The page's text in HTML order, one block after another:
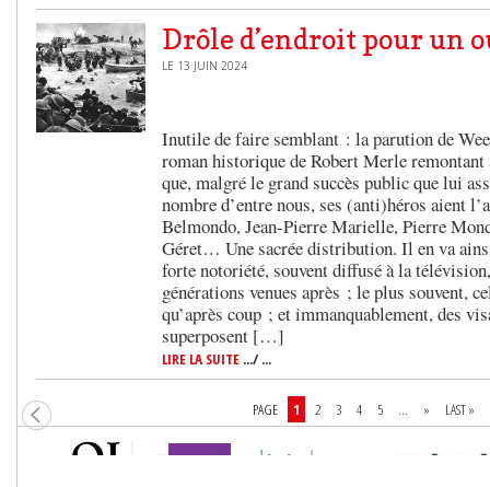
Drôle d’endroit pour un
LE 13 JUIN 2024
Inutile de faire semblant : la parution de
roman historique de Robert Merle
que, malgré le grand succès public que lui
nombre d’entre nous, ses (anti)héros aient
Belmondo, Jean-Pierre Marielle, Pierre
Géret… Une sacrée distribution. Il en va
forte notoriété, souvent diffusé à la
générations venues après ; le plus souvent,
qu’après coup ; et immanquablement, des
superposent […]
LIRE LA SUITE .../ ...
PAGE 1 2 3 4 5 ... » LAST »